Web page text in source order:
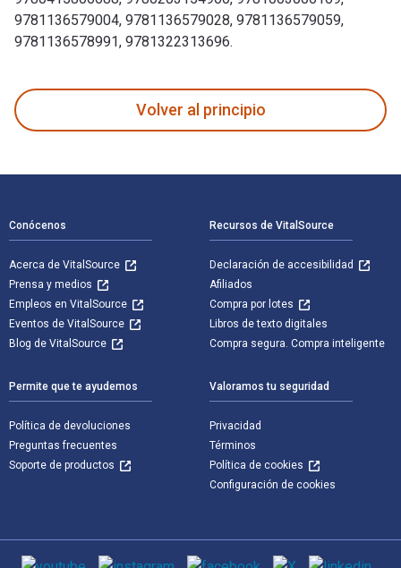
9781136579004, 9781136579028, 9781136579059,
9781136578991, 9781322313696.
Volver al principio
Conócenos
Acerca de VitalSource
Prensa y medios
Empleos en VitalSource
Eventos de VitalSource
Blog de VitalSource
Recursos de VitalSource
Declaración de accesibilidad
Afiliados
Compra por lotes
Libros de texto digitales
Compra segura. Compra inteligente
Permite que te ayudemos
Política de devoluciones
Preguntas frecuentes
Soporte de productos
Valoramos tu seguridad
Privacidad
Términos
Política de cookies
Configuración de cookies
Medios de comunicación social